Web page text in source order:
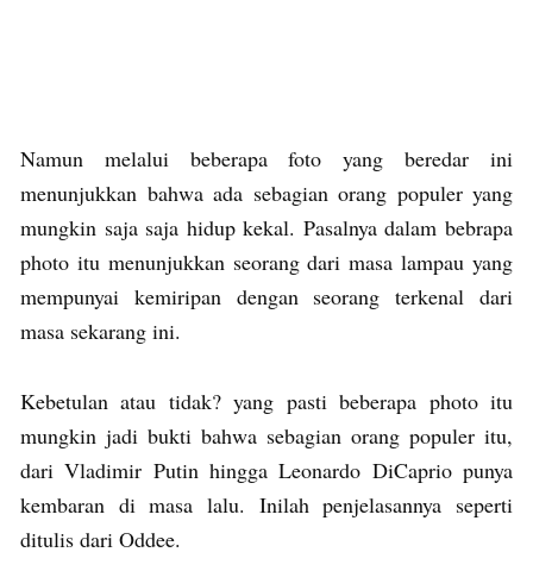
Namun melalui beberapa foto yang beredar ini
menunjukkan bahwa ada sebagian orang populer yang
mungkin saja saja hidup kekal. Pasalnya dalam bebrapa
photo itu menunjukkan seorang dari masa lampau yang
mempunyai kemiripan dengan seorang terkenal dari
masa sekarang ini.
Kebetulan atau tidak? yang pasti beberapa photo itu
mungkin jadi bukti bahwa sebagian orang populer itu,
dari Vladimir Putin hingga Leonardo DiCaprio punya
kembaran di masa lalu. Inilah penjelasannya seperti
ditulis dari Oddee.